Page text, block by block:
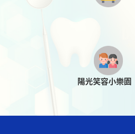
陽光笑容小樂園